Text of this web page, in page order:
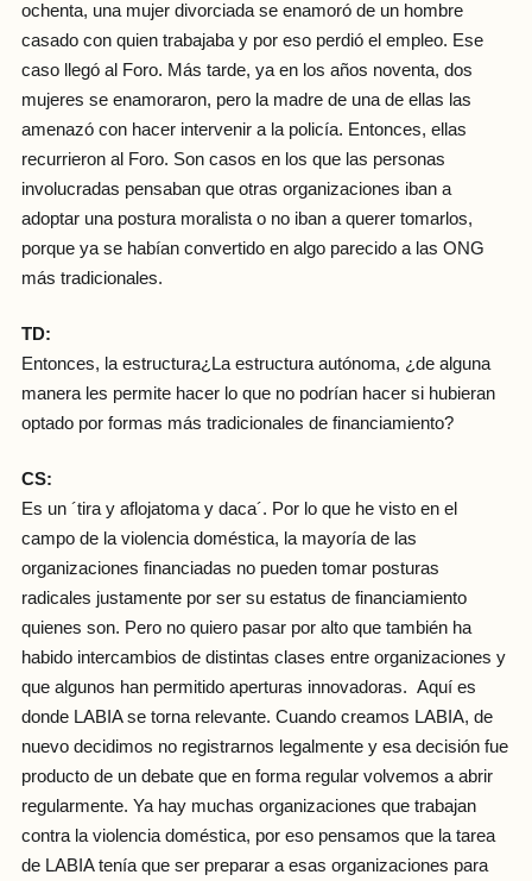
ochenta, una mujer divorciada se enamoró de un hombre
casado con quien trabajaba y por eso perdió el empleo. Ese
caso llegó al Foro. Más tarde, ya en los años noventa, dos
mujeres se enamoraron, pero la madre de una de ellas las
amenazó con hacer intervenir a la policía. Entonces, ellas
recurrieron al Foro. Son casos en los que las personas
involucradas pensaban que otras organizaciones iban a
adoptar una postura moralista o no iban a querer tomarlos,
porque ya se habían convertido en algo parecido a las ONG
más tradicionales.
TD:
Entonces, la estructura¿La estructura autónoma, ¿de alguna
manera les permite hacer lo que no podrían hacer si hubieran
optado por formas más tradicionales de financiamiento?
CS:
Es un ´tira y aflojatoma y daca´. Por lo que he visto en el
campo de la violencia doméstica, la mayoría de las
organizaciones financiadas no pueden tomar posturas
radicales justamente por ser su estatus de financiamiento
quienes son. Pero no quiero pasar por alto que también ha
habido intercambios de distintas clases entre organizaciones y
que algunos han permitido aperturas innovadoras. Aquí es
donde LABIA se torna relevante. Cuando creamos LABIA, de
nuevo decidimos no registrarnos legalmente y esa decisión fue
producto de un debate que en forma regular volvemos a abrir
regularmente. Ya hay muchas organizaciones que trabajan
contra la violencia doméstica, por eso pensamos que la tarea
de LABIA tenía que ser preparar a esas organizaciones para